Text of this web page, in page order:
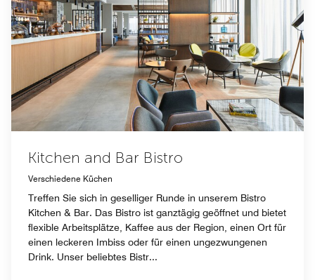
Kitchen and Bar Bistro
Verschiedene Küchen
Treffen Sie sich in geselliger Runde in unserem Bistro
Kitchen & Bar. Das Bistro ist ganztägig geöffnet und bietet
flexible Arbeitsplätze, Kaffee aus der Region, einen Ort für
einen leckeren Imbiss oder für einen ungezwungenen
Drink. Unser beliebtes Bistr...